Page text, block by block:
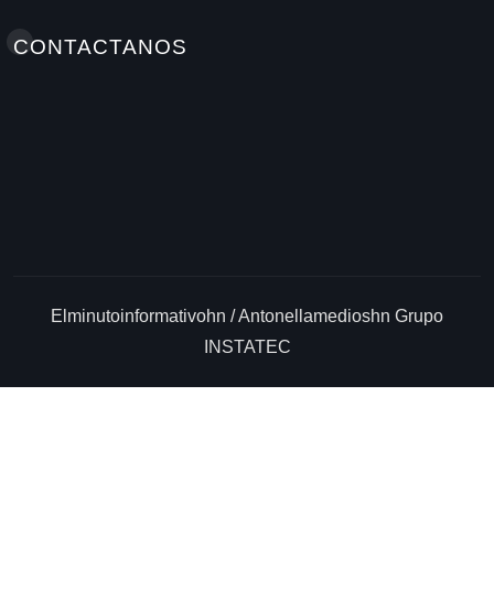
CONTACTANOS
Elminutoinformativohn / Antonellamedioshn Grupo
INSTATEC